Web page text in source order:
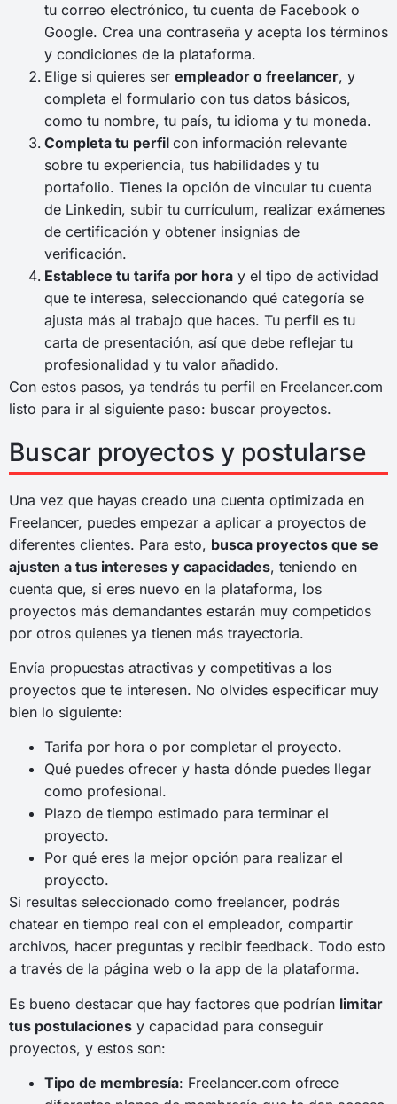
tu correo electrónico, tu cuenta de Facebook o
Google. Crea una contraseña y acepta los términos
y condiciones de la plataforma.
Elige si quieres ser empleador o freelancer, y
completa el formulario con tus datos básicos,
como tu nombre, tu país, tu idioma y tu moneda.
Completa tu perfil con información relevante
sobre tu experiencia, tus habilidades y tu
portafolio. Tienes la opción de vincular tu cuenta
de Linkedin, subir tu currículum, realizar exámenes
de certificación y obtener insignias de
verificación.
Establece tu tarifa por hora y el tipo de actividad
que te interesa, seleccionando qué categoría se
ajusta más al trabajo que haces. Tu perfil es tu
carta de presentación, así que debe reflejar tu
profesionalidad y tu valor añadido.
Con estos pasos, ya tendrás tu perfil en Freelancer.com
listo para ir al siguiente paso: buscar proyectos.
Buscar proyectos y postularse
Una vez que hayas creado una cuenta optimizada en
Freelancer, puedes empezar a aplicar a proyectos de
diferentes clientes. Para esto, busca proyectos que se
ajusten a tus intereses y capacidades, teniendo en
cuenta que, si eres nuevo en la plataforma, los
proyectos más demandantes estarán muy competidos
por otros quienes ya tienen más trayectoria.
Envía propuestas atractivas y competitivas a los
proyectos que te interesen. No olvides especificar muy
bien lo siguiente:
Tarifa por hora o por completar el proyecto.
Qué puedes ofrecer y hasta dónde puedes llegar
como profesional.
Plazo de tiempo estimado para terminar el
proyecto.
Por qué eres la mejor opción para realizar el
proyecto.
Si resultas seleccionado como freelancer, podrás
chatear en tiempo real con el empleador, compartir
archivos, hacer preguntas y recibir feedback. Todo esto
a través de la página web o la app de la plataforma.
Es bueno destacar que hay factores que podrían limitar
tus postulaciones y capacidad para conseguir
proyectos, y estos son:
Tipo de membresía: Freelancer.com ofrece